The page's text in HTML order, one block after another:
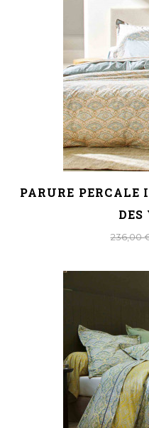
PARURE
DES
236,00